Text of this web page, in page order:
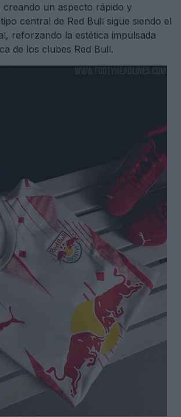
creando un aspecto rápido y
central de Red Bull sigue siendo el
reforzando la estética impulsada
de los clubes Red Bull.